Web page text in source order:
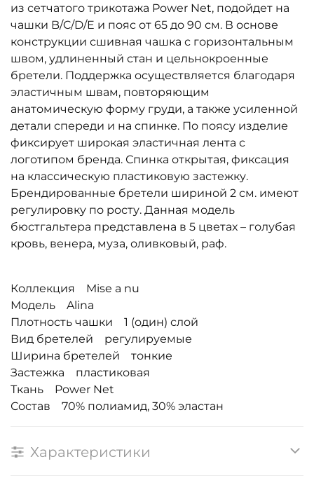
из сетчатого трикотажа Power Net, подойдет на
чашки B/C/D/E и пояс от 65 до 90 см. В основе
конструкции сшивная чашка с горизонтальным
швом, удлиненный стан и цельнокроенные
бретели. Поддержка осуществляется благодаря
эластичным швам, повторяющим
анатомическую форму груди, а также усиленной
детали спереди и на спинке. По поясу изделие
фиксирует широкая эластичная лента с
логотипом бренда. Спинка открытая, фиксация
на классическую пластиковую застежку.
Брендированные бретели шириной 2 см. имеют
регулировку по росту. Данная модель
бюстгальтера представлена в 5 цветах – голубая
кровь, венера, муза, оливковый, раф.
Коллекция Mise a nu
Модель Alina
Плотность чашки 1 (один) слой
Вид бретелей регулируемые
Ширина бретелей тонкие
Застежка пластиковая
Ткань Power Net
Состав 70% полиамид, 30% эластан
Характеристики